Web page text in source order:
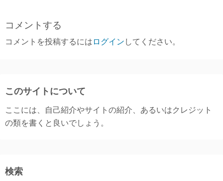
コメントする
コメントを投稿するには ログイン してください。
このサイトについて
ここには、自己紹介やサイトの紹介、あるいはクレジット
の類を書くと良いでしょう。
検索